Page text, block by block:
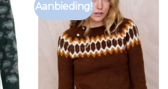
Aanbieding!